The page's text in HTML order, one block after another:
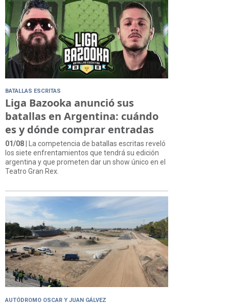
BATALLAS ESCRITAS
Liga Bazooka anunció sus
batallas en Argentina: cuándo
es y dónde comprar entradas
01/08 | La competencia de batallas escritas reveló
los siete enfrentamientos que tendrá su edición
argentina y que prometen dar un show único en el
Teatro Gran Rex.
AUTÓDROMO OSCAR Y JUAN GÁLVEZ